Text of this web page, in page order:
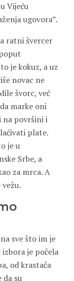
Vijeću
ugovora”.
ratni švercer
je kokuz, a uz
novac ne
švorc, već
marke oni
na površini i
plate.
je u
Srbe, a
za mrca. A
sve što im je
je počela
od krastača
da su